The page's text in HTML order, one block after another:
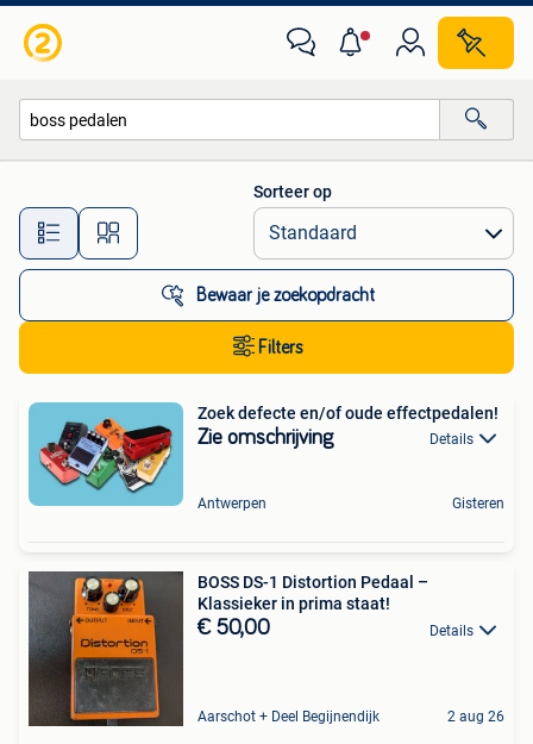
Alle afstanden…
Sorteer op
Bewaar je zoekopdracht
Filters
Zoek defecte en/of oude effectpedalen!
Zie omschrijving Details
Antwerpen Gisteren
BOSS DS-1 Distortion Pedaal –
Klassieker in prima staat!
€ 50,00 Details
Aarschot + Deel Begijnendijk 2 aug 26